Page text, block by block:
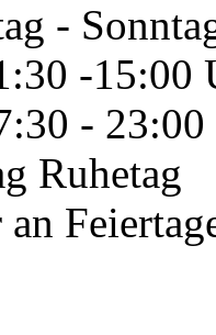
-
-15:00
-
Ruhetag
an